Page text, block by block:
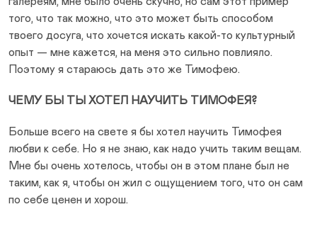
того, что так можно, что это может быть способом
твоего досуга, что хочется искать какой-то культурный
опыт — мне кажется, на меня это сильно повлияло.
Поэтому я стараюсь дать это же Тимофею.
ЧЕМУ БЫ ТЫ ХОТЕЛ НАУЧИТЬ ТИМОФЕЯ?
Больше всего на свете я бы хотел научить Тимофея
любви к себе. Но я не знаю, как надо учить таким вещам.
Мне бы очень хотелось, чтобы он в этом плане был не
таким, как я, чтобы он жил с ощущением того, что он сам
по себе ценен и хорош.